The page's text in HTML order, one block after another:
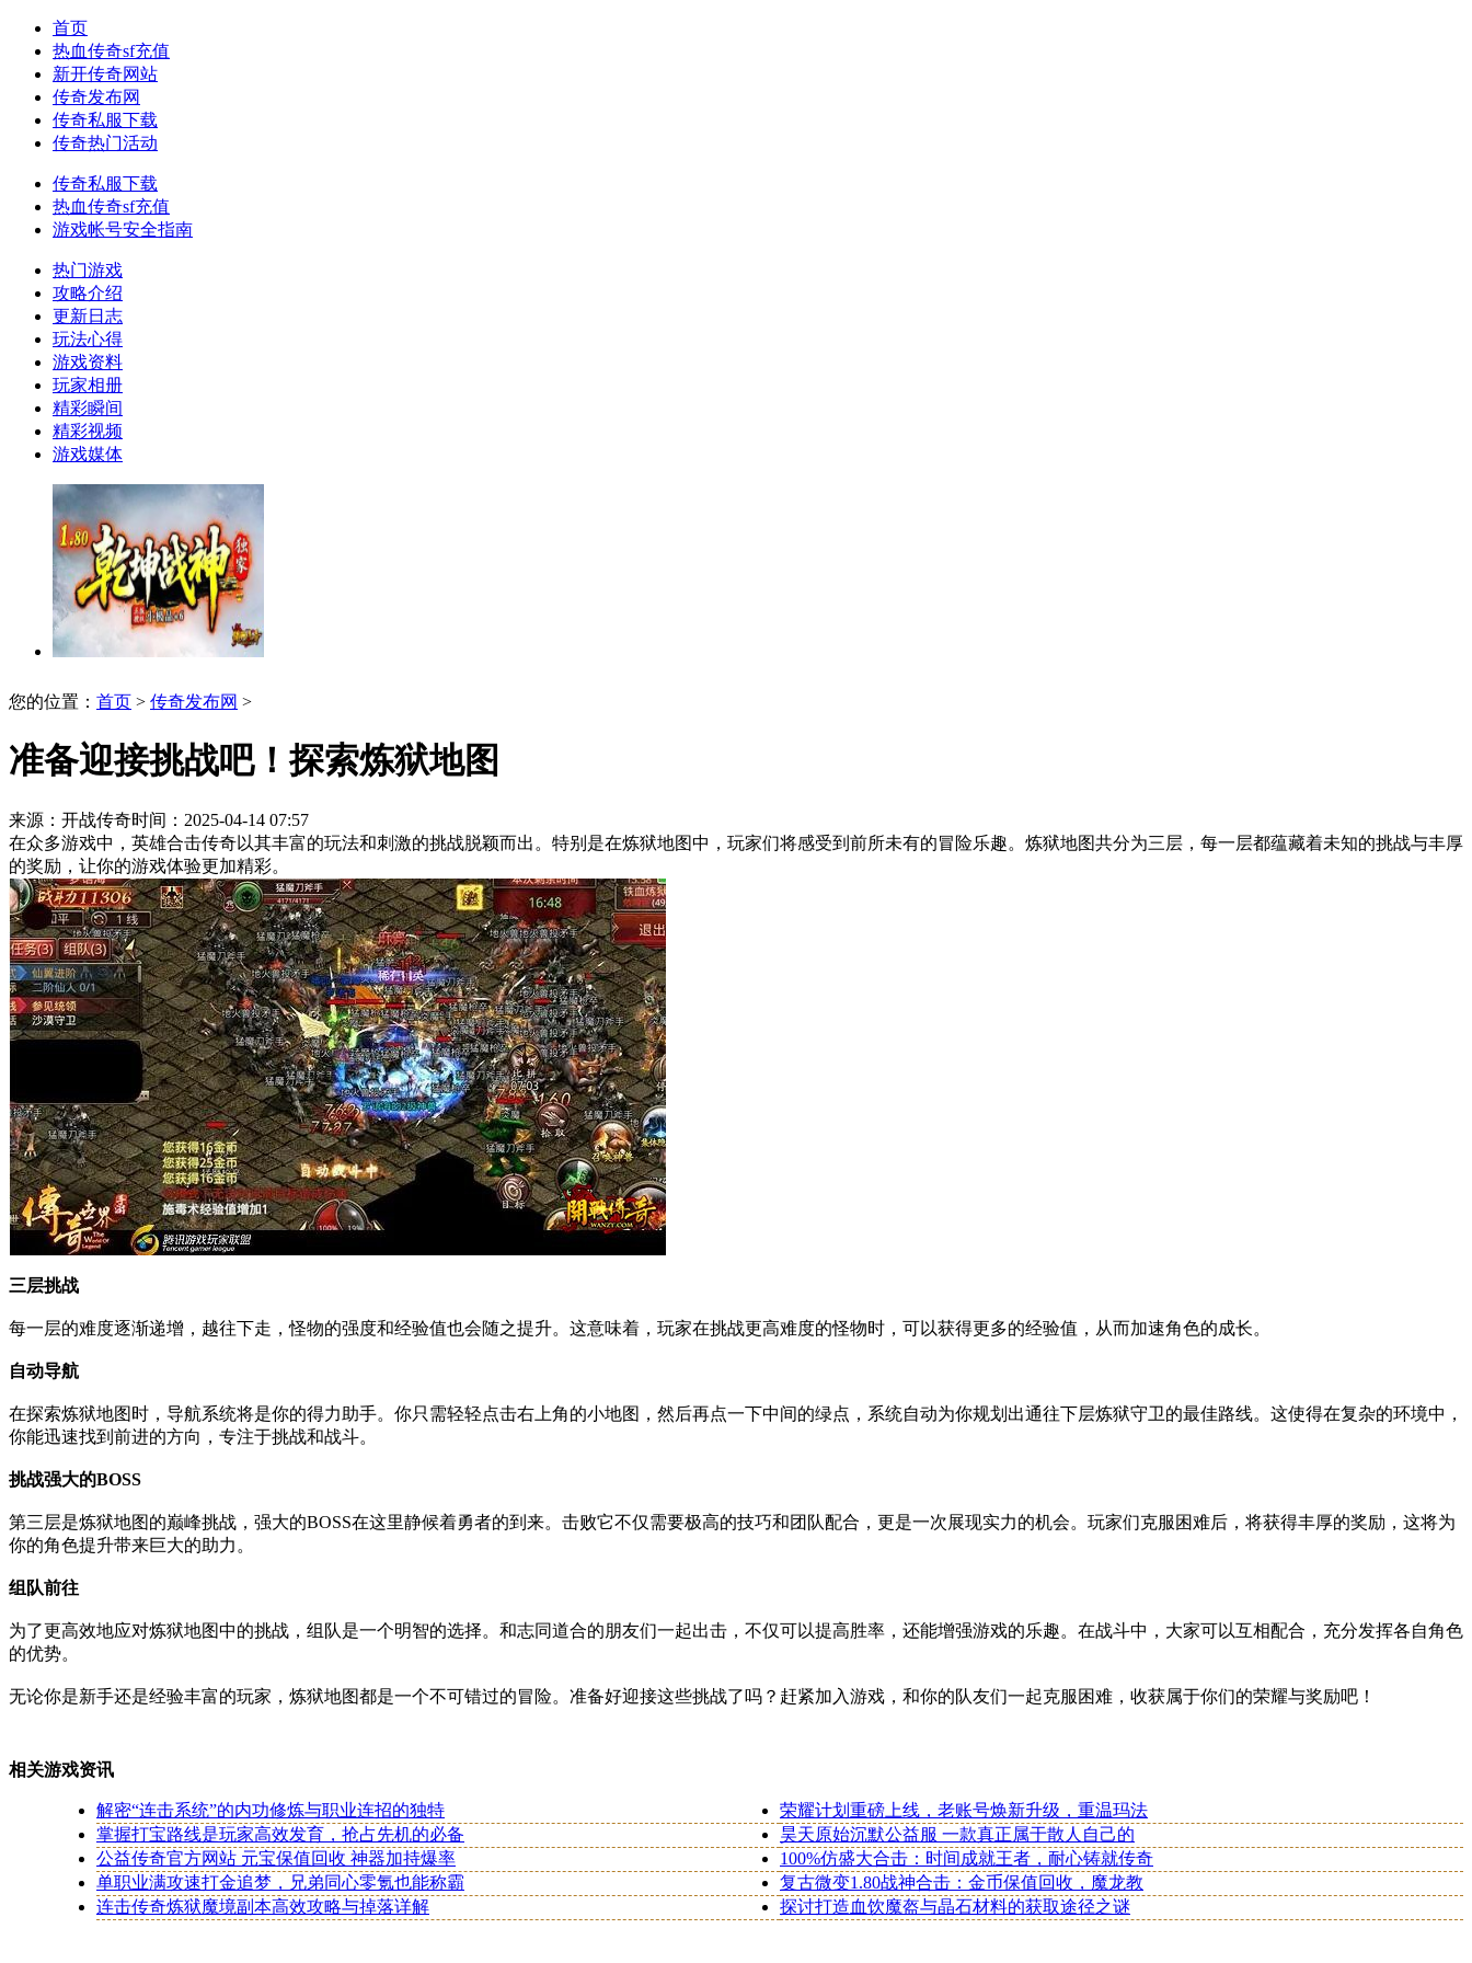
首页
热血传奇sf充值
新开传奇网站
传奇发布网
传奇私服下载
传奇热门活动
传奇私服下载
热血传奇sf充值
游戏帐号安全指南
热门游戏
攻略介绍
更新日志
玩法心得
游戏资料
玩家相册
精彩瞬间
精彩视频
游戏媒体
您的位置： 首页 > 传奇发布网 >
准备迎接挑战吧！探索炼狱地图
来源：开战传奇时间：2025-04-14 07:57
在众多游戏中，英雄合击传奇以其丰富的玩法和刺激的挑战脱颖而出。特别是在炼狱地图中，玩家们将感受到前所未有的冒险乐趣。炼狱地图共分为三层，每一层都蕴藏着未知的挑战与丰厚
的奖励，让你的游戏体验更加精彩。
三层挑战
每一层的难度逐渐递增，越往下走，怪物的强度和经验值也会随之提升。这意味着，玩家在挑战更高难度的怪物时，可以获得更多的经验值，从而加速角色的成长。
自动导航
在探索炼狱地图时，导航系统将是你的得力助手。你只需轻轻点击右上角的小地图，然后再点一下中间的绿点，系统自动为你规划出通往下层炼狱守卫的最佳路线。这使得在复杂的环境中，
你能迅速找到前进的方向，专注于挑战和战斗。
挑战强大的BOSS
第三层是炼狱地图的巅峰挑战，强大的BOSS在这里静候着勇者的到来。击败它不仅需要极高的技巧和团队配合，更是一次展现实力的机会。玩家们克服困难后，将获得丰厚的奖励，这将为
你的角色提升带来巨大的助力。
组队前往
为了更高效地应对炼狱地图中的挑战，组队是一个明智的选择。和志同道合的朋友们一起出击，不仅可以提高胜率，还能增强游戏的乐趣。在战斗中，大家可以互相配合，充分发挥各自角色
的优势。
无论你是新手还是经验丰富的玩家，炼狱地图都是一个不可错过的冒险。准备好迎接这些挑战了吗？赶紧加入游戏，和你的队友们一起克服困难，收获属于你们的荣耀与奖励吧！
相关游戏资讯
解密“连击系统”的内功修炼与职业连招的独特
荣耀计划重磅上线，老账号焕新升级，重温玛法
掌握打宝路线是玩家高效发育，抢占先机的必备
昊天原始沉默公益服 一款真正属于散人自己的
公益传奇官方网站 元宝保值回收 神器加持爆率
100%仿盛大合击：时间成就王者，耐心铸就传奇
单职业满攻速打金追梦，兄弟同心零氪也能称霸
复古微变1.80战神合击：金币保值回收，魔龙教
连击传奇炼狱魔境副本高效攻略与掉落详解
探讨打造血饮魔盔与晶石材料的获取途径之谜